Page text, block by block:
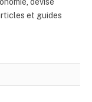
et guides